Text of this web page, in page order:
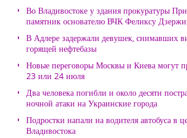
Во Владивостоке у здания прокуратуры
памятник основателю ВЧК Феликсу
В Адлере задержали девушек, снимавших
горящей нефтебазы
Новые переговоры Москвы и Киева могут
23 или 24 июля
Два человека погибли и около десяти
ночной атаки на Украинские города
Подростки напали на водителя автобуса в
Владивостока